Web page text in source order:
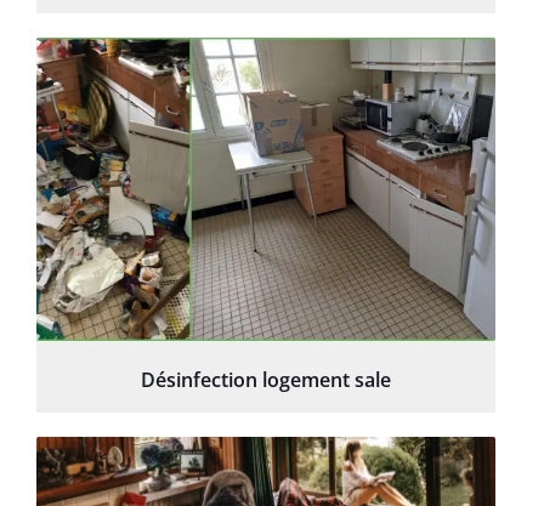
Désinfection logement sale